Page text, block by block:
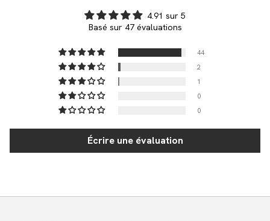
4.91 sur 5
Basé sur 47 évaluations
44
2
1
0
0
Écrire une évaluation